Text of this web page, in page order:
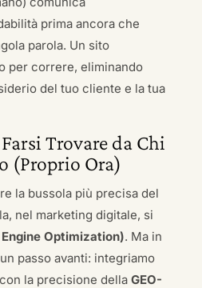
prima ancora che
parola. Un sito
per correre, eliminando
del tuo cliente e la tua
Trovare da Chi
(Proprio Ora)
la bussola più precisa del
nel marketing digitale, si
Optimization). Ma in
passo avanti: integriamo
la precisione della GEO-